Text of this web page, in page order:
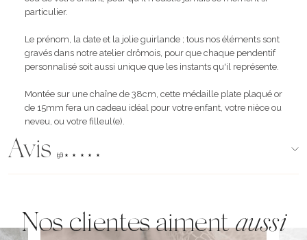
particulier.
Le prénom, la date et la jolie guirlande ; tous nos éléments sont
gravés dans notre atelier drômois, pour que chaque pendentif
personnalisé soit aussi unique que les instants qu'il représente.
Montée sur une chaîne de 38cm, cette médaille plate plaqué or
de 15mm fera un cadeau idéal pour votre enfant, votre nièce ou
neveu, ou votre filleul(e).
Avis (96)
Nos clientes aimentaussi